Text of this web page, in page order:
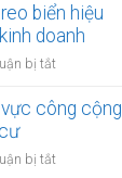
thuê:
Quy
cáo
tại
thuê:
định
biển hiệu
doanh
bị tắt
định
biển
công cộng
bị tắt